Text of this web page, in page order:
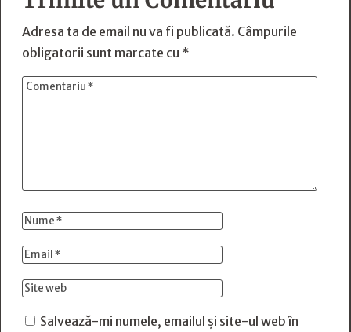
Adresa ta de email nu va fi publicată. Câmpurile
obligatorii sunt marcate cu *
Salvează-mi numele, emailul și site-ul web în